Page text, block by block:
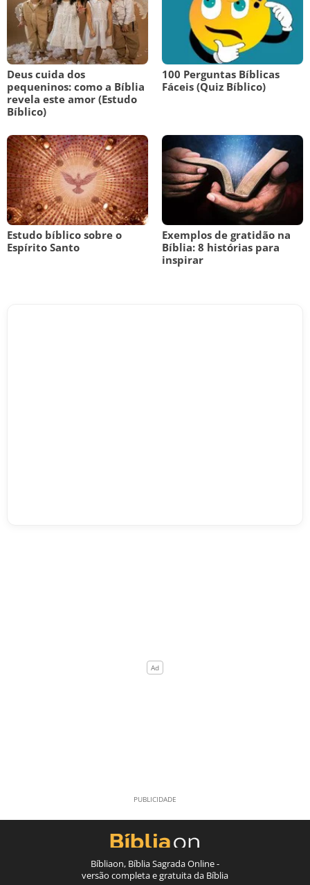
Deus cuida dos
pequeninos: como a Bíblia
revela este amor (Estudo
Bíblico)
100 Perguntas Bíblicas
Fáceis (Quiz Bíblico)
Estudo bíblico sobre o
Espírito Santo
Exemplos de gratidão na
Bíblia: 8 histórias para
inspirar
Bíbliaon, Bíblia Sagrada Online -
versão completa e gratuita da Bíblia